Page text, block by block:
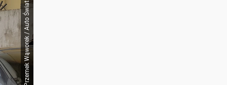
Przemek Wąworek / Auto Świat